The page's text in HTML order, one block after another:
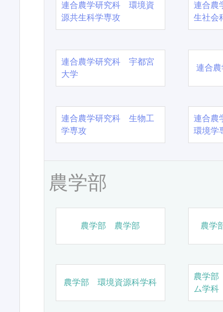
連合農学研究科 環境資
源共生科学専攻
連合農
生社会
連合農学研究科 宇都宮
大学
連合
連合農学研究科 生物工
学専攻
連合農
環境学
農学部
農学部 農学部 農学
農学部 環境資源科学科
農学
ム学科